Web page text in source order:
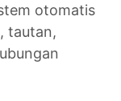
otomatis
tautan,